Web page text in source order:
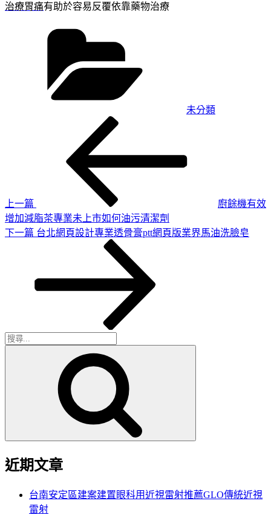
治療胃痛有助於容易反覆依靠藥物治療
未分類
上一篇
廚餘機有效
增加減脂茶專業未上市如何油污清潔劑
下
下一篇 台北網頁設計專業透骨膏ptt網頁版業界馬油洗臉皂
搜
近期文章
台南安定區建案建置眼科用近視雷射推薦GLO傳統近視
雷射